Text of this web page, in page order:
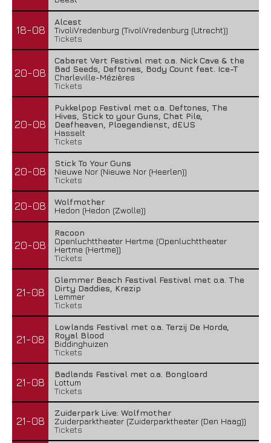
18-08
Alcest
TivoliVredenburg (TivoliVredenburg (Utrecht))
Tickets
20-08
Cabaret Vert Festival met o.a. Nick Cave & the
Bad Seeds, Deftones, Body Count feat. Ice-T
Charleville-Mézières
Tickets
20-08
Pukkelpop Festival met o.a. Deftones, The
Hives, Stick to your Guns, Chat Pile,
Deafheaven, Ploegendienst, dEUS
Hasselt
Tickets
20-08
Stick To Your Guns
Nieuwe Nor (Nieuwe Nor (Heerlen))
Tickets
20-08
Wolfmother
Hedon (Hedon (Zwolle))
20-08
Racoon
Openluchttheater Hertme (Openluchttheater
Hertme (Hertme))
Tickets
21-08
Glemmer Beach Festival Festival met o.a. The
Dirty Daddies, Krezip
Lemmer
Tickets
21-08
Lowlands Festival met o.a. Terzij De Horde,
Royal Blood
Biddinghuizen
Tickets
21-08
Badlands Festival met o.a. Bongloard
Lottum
Tickets
21-08
Zuiderpark Live: Wolfmother
Zuiderparktheater (Zuiderparktheater (Den Haag))
Tickets